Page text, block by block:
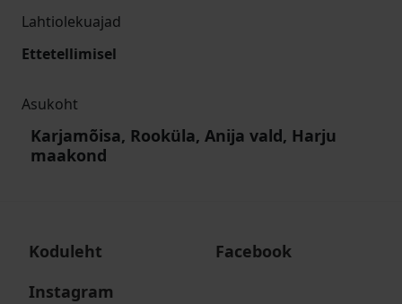
Lahtiolekuajad
Ettetellimisel
Asukoht
Karjamõisa, Rooküla, Anija vald, Harju
maakond
Koduleht
Facebook
Instagram